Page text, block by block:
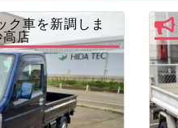
ク車を新調しま
店